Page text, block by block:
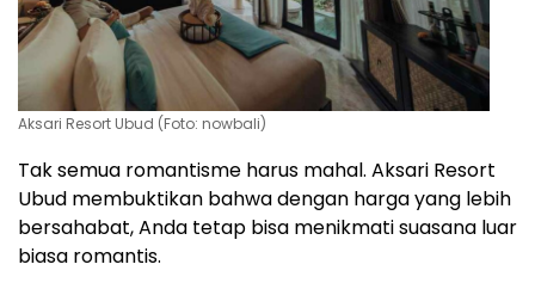
Aksari Resort Ubud (Foto: nowbali)
Tak semua romantisme harus mahal. Aksari Resort
Ubud membuktikan bahwa dengan harga yang lebih
bersahabat, Anda tetap bisa menikmati suasana luar
biasa romantis.